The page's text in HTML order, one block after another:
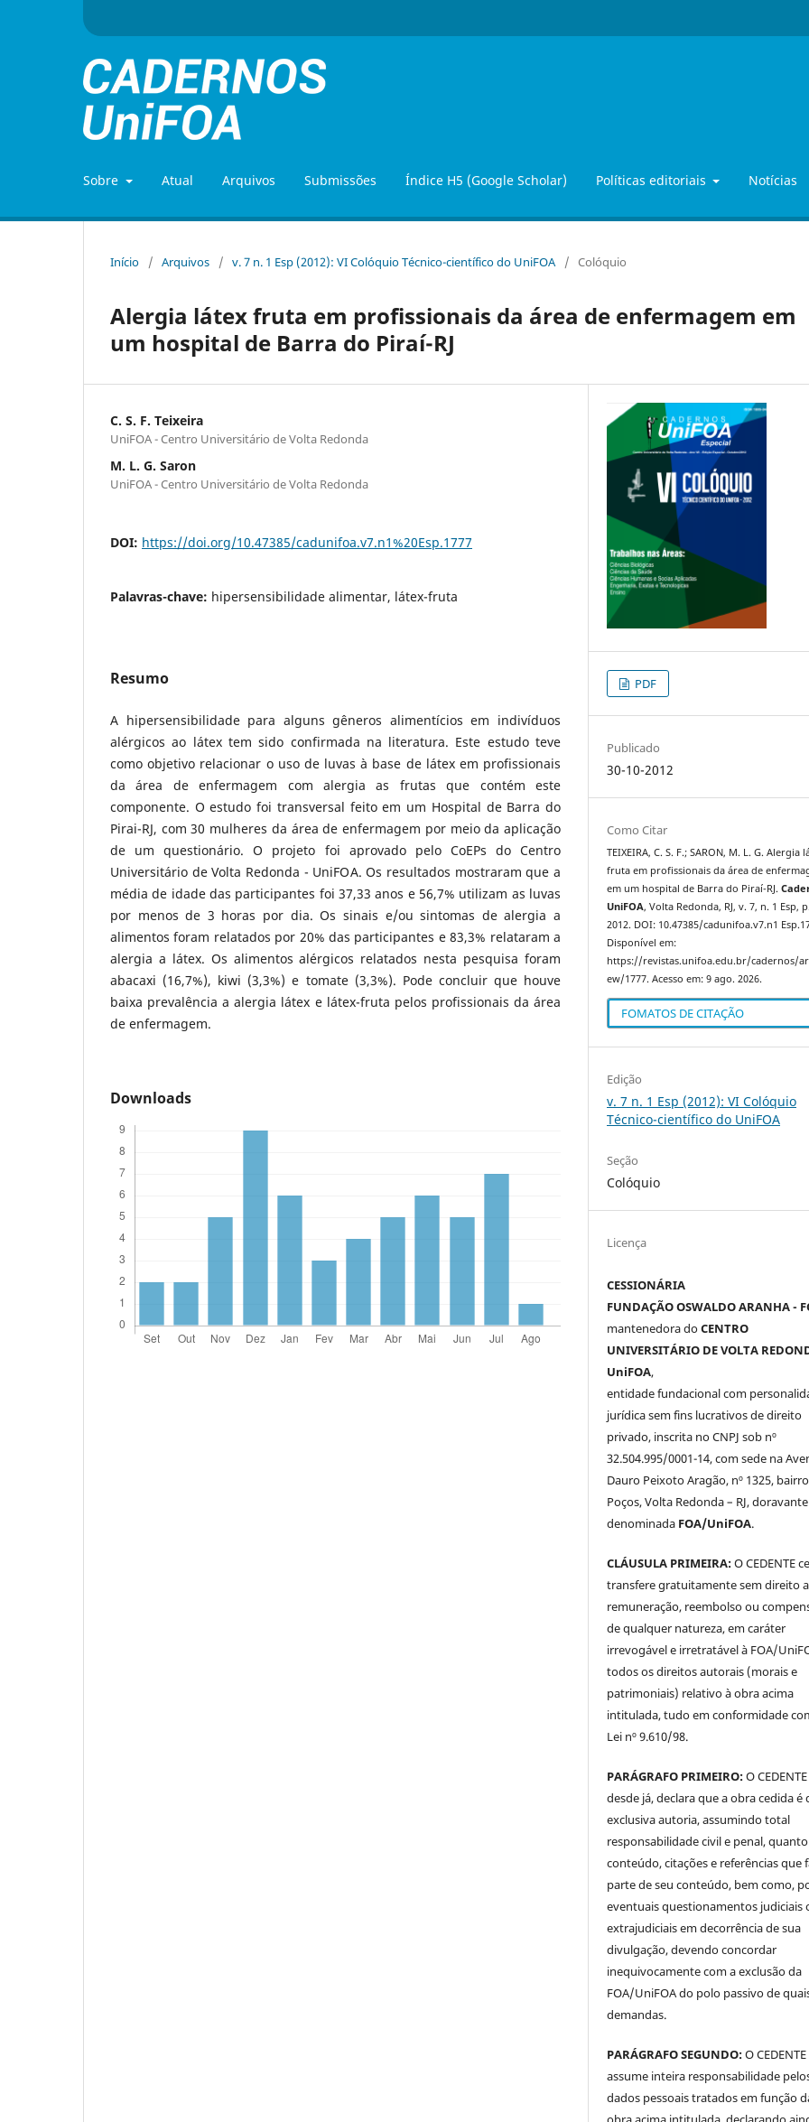
Sobre Atual Arquivos Submissões Índice H5 (Google Scholar) Políticas editoriais Notícias
Início / Arquivos / v. 7 n. 1 Esp (2012): VI Colóquio Técnico-científico do UniFOA / Colóquio
Alergia látex fruta em profissionais da área de enfermagem em
um hospital de Barra do Piraí-RJ
C. S. F. Teixeira
UniFOA - Centro Universitário de Volta Redonda
M. L. G. Saron
UniFOA - Centro Universitário de Volta Redonda
DOI: https://doi.org/10.47385/cadunifoa.v7.n1%20Esp.1777
Palavras-chave: hipersensibilidade alimentar, látex-fruta
Resumo
A hipersensibilidade para alguns gêneros alimentícios em indivíduos
alérgicos ao látex tem sido confirmada na literatura. Este estudo teve
como objetivo relacionar o uso de luvas à base de látex em profissionais
da área de enfermagem com alergia as frutas que contém este
componente. O estudo foi transversal feito em um Hospital de Barra do
Pirai-RJ, com 30 mulheres da área de enfermagem por meio da aplicação
de um questionário. O projeto foi aprovado pelo CoEPs do Centro
Universitário de Volta Redonda - UniFOA. Os resultados mostraram que a
média de idade das participantes foi 37,33 anos e 56,7% utilizam as luvas
por menos de 3 horas por dia. Os sinais e/ou sintomas de alergia a
alimentos foram relatados por 20% das participantes e 83,3% relataram a
alergia a látex. Os alimentos alérgicos relatados nesta pesquisa foram
abacaxi (16,7%), kiwi (3,3%) e tomate (3,3%). Pode concluir que houve
baixa prevalência a alergia látex e látex-fruta pelos profissionais da área
de enfermagem.
Downloads
PDF
Publicado
30-10-2012
Como Citar
TEIXEIRA, C. S. F.; SARON, M. L. G. Alergia
fruta em profissionais da área de
em um hospital de Barra do Piraí-RJ.
UniFOA, Volta Redonda, RJ, v. 7, n. 1 Esp,
2012. DOI: 10.47385/cadunifoa.v7.n1
Disponível em:
https://revistas.unifoa.edu.br/cadernos/
ew/1777. Acesso em: 9 ago. 2026.
FOMATOS DE CITAÇÃO
Edição
v. 7 n. 1 Esp (2012): VI Colóquio
Técnico-científico do UniFOA
Seção
Colóquio
Licença
CESSIONÁRIA
FUNDAÇÃO OSWALDO ARANHA -
mantenedora doCENTRO
UNIVERSITÁRIO DE VOLTA
UniFOA,
entidade fundacional com
jurídica sem fins lucrativos de direito
privado, inscrita no CNPJ sob nº
32.504.995/0001-14, com sede na
Dauro Peixoto Aragão, nº 1325,
Poços, Volta Redonda – RJ, doravante
denominada FOA/UniFOA.
CLÁUSULA PRIMEIRA:O CEDENTE
transfere gratuitamente sem direito a
remuneração, reembolso ou
de qualquer natureza, em caráter
irrevogável e irretratável à FOA/
todos os direitos autorais (morais e
patrimoniais) relativo à obra acima
intitulada, tudo em conformidade
Lei nº 9.610/98.
PARÁGRAFO PRIMEIRO:O CEDENTE
desde já, declara que a obra cedida é
exclusiva autoria, assumindo total
responsabilidade civil e penal,
conteúdo, citações e referências que
parte de seu conteúdo, bem como,
eventuais questionamentos judiciais
extrajudiciais em decorrência de sua
divulgação, devendo concordar
inequivocamente com a exclusão da
FOA/UniFOA do polo passivo de
demandas.
PARÁGRAFO SEGUNDO:O CEDENTE
assume inteira responsabilidade
dados pessoais tratados em função